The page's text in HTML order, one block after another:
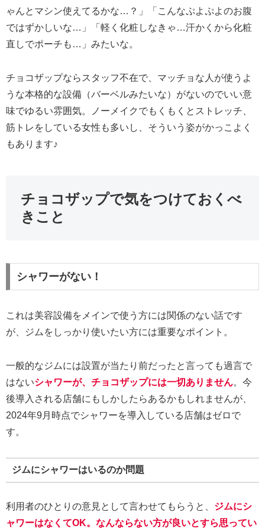
ゃんとマシン使えてるかな…？」「こんなぷよぷよのお腹
ではずかしいな…」「軽く化粧しなきゃ…汗かくから化粧
直しでポーチも…」みたいな。
チョコザップならスタッフ不在で、マッチョな人が使うよ
うな本格的な設備（バーベルみたいな）がないのでいい意
味でゆるい雰囲気。ノーメイクでもくもくとストレッチ、
筋トレをしている女性も多いし、そういう姿がかっこよく
もあります♪
チョコザップで気をつけておくべ
きこと
シャワーがない！
これは美容設備をメインで使う方には関係のない話です
が、ジムをしっかり使いたい方には重要なポイント。
一般的なジムには設置が当たり前だったと言っても過言で
はないシャワーが、チョコザップには一切ありません。今
後導入される店舗にもしかしたらあるかもしれませんが、
2024年9月時点でシャワーを導入している店舗はゼロで
す。
ジムにシャワーはいるのか問題
利用者のひとりの意見として言わせてもらうと、 ジムにシ
ャワーはなくてOK。なんならない方が良いとすら思ってい